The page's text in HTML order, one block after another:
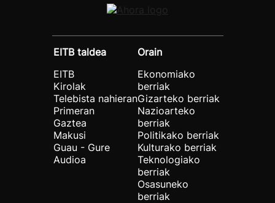
EITB taldea
EITB
Kirolak
Telebista nahieran
Primeran
Gaztea
Makusi
Guau - Gure
Audioa
Orain
Ekonomiako
berriak
Gizarteko berriak
Nazioarteko
berriak
Politikako berriak
Kulturako berriak
Teknologiako
berriak
Osasuneko
berriak